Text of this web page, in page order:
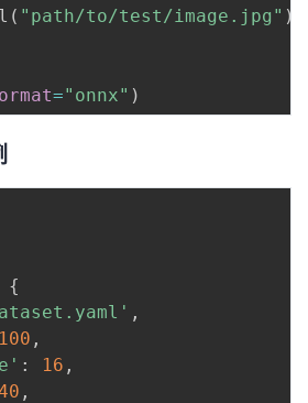
( "path/to/test/image.jpg" )
="onnx" )
{
,
100 ,
: 16 ,
,